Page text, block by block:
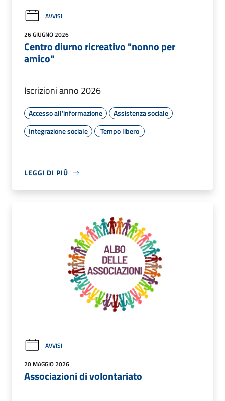
AVVISI
26 GIUGNO 2026
Centro diurno ricreativo "nonno per
amico"
Iscrizioni anno 2026
Accesso all'informazione
Assistenza sociale
Integrazione sociale
Tempo libero
LEGGI DI PIÙ
AVVISI
20 MAGGIO 2026
Associazioni di volontariato